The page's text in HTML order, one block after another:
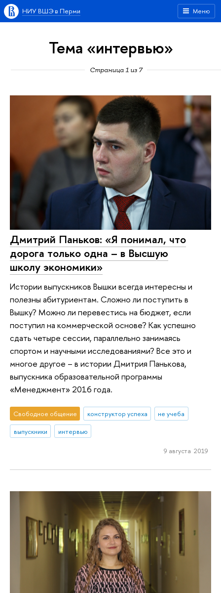
Меню
НИУ ВШЭ в Перми
Тема «интервью»
Страница 1 из 7
Дмитрий Паньков: «Я понимал, что
дорога только одна – в Высшую
школу экономики»
Истории выпускников Вышки всегда интересны и
полезны абитуриентам. Сложно ли поступить в
Вышку? Можно ли перевестись на бюджет, если
поступил на коммерческой основе? Как успешно
сдать четыре сессии, параллельно занимаясь
спортом и научными исследованиями? Все это и
многое другое – в истории Дмитрия Панькова,
выпускника образовательной программы
«Менеджмент» 2016 года.
Свободное общение конструктор успеха
не учеба
выпускники
интервью
9 августа 2019